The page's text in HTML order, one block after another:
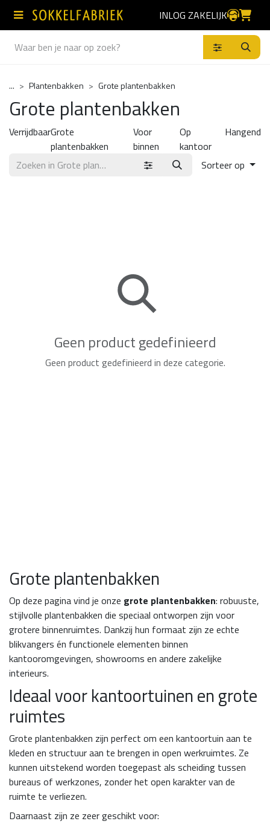
Overslaan naar inhoud
INLOG ZAKELIJK
Producten
... Plantenbakken Grote plantenbakken
Grote plantenbakken
VerrijdbaarGrote
plantenbakken
Voor
binnen
Op
kantoor
Hangend
Sorteer op
Geen product gedefinieerd
Geen product gedefinieerd in deze categorie.
Grote plantenbakken
Op deze pagina vind je onze grote plantenbakken: robuuste,
stijlvolle plantenbakken die speciaal ontworpen zijn voor
grotere binnenruimtes. Dankzij hun formaat zijn ze echte
blikvangers én functionele elementen binnen
kantooromgevingen, showrooms en andere zakelijke
interieurs.
Ideaal voor kantoortuinen en grote
ruimtes
Grote plantenbakken zijn perfect om een kantoortuin aan te
kleden en structuur aan te brengen in open werkruimtes. Ze
kunnen uitstekend worden toegepast als scheiding tussen
bureaus of werkzones, zonder het open karakter van de
ruimte te verliezen.
Daarnaast zijn ze zeer geschikt voor: